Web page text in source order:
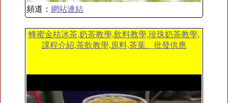
頻道： 網站連結
蜂蜜金桔冰茶,奶茶教學,飲料教學,珍珠奶茶教學,
課程介紹,茶飲教學,原料,茶葉、批發供應